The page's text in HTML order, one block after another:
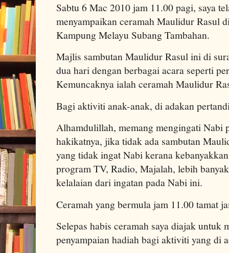
Sabtu 6 Mac 2010 jam 11.00 pagi, saya
menyampaikan ceramah Maulidur Rasul
Kampung Melayu Subang Tambahan.
Majlis sambutan Maulidur Rasul ini di
dua hari dengan berbagai acara seperti
Kemuncaknya ialah ceramah Maulidur
Bagi aktiviti anak-anak, di adakan
Alhamdulillah, memang mengingati Nabi
hakikatnya, jika tidak ada sambutan
yang tidak ingat Nabi kerana
program TV, Radio, Majalah, lebih
kelalaian dari ingatan pada Nabi ini.
Ceramah yang bermula jam 11.00 tamat
Selepas habis ceramah saya diajak untuk
penyampaian hadiah bagi aktiviti yang di